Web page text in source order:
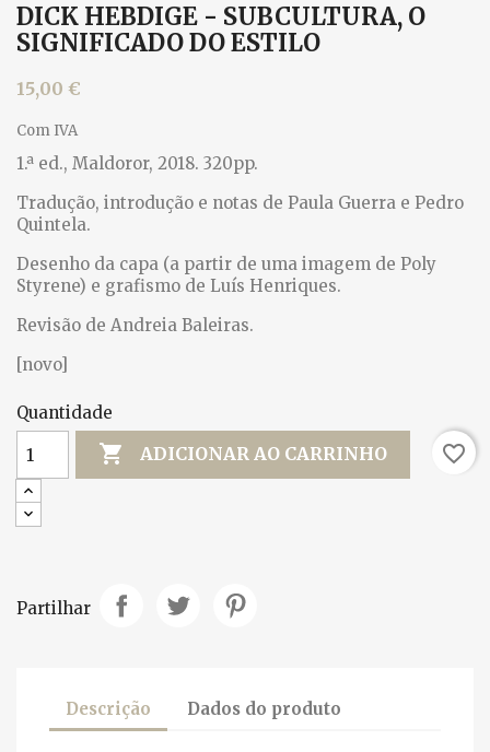
DICK HEBDIGE - SUBCULTURA, O
SIGNIFICADO DO ESTILO
15,00 €
Com IVA
1.ª ed., Maldoror, 2018. 320pp.
Tradução, introdução e notas de Paula Guerra e Pedro
Quintela.
Desenho da capa (a partir de uma imagem de Poly
Styrene) e grafismo de Luís Henriques.
Revisão de Andreia Baleiras.
[novo]
Quantidade
 ADICIONAR AO CARRINHO favorite_border
Partilhar
Descrição Dados do produto